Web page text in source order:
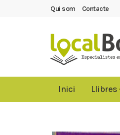
Qui som Contacte
Inici Llibres